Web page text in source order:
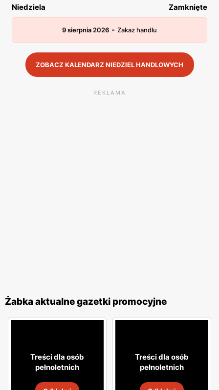
Niedziela
Zamknięte
9 sierpnia 2026 - Zakaz handlu
ZOBACZ KALENDARZ NIEDZIEL HANDLOWYCH
REKLAMA
Żabka aktualne gazetki promocyjne
Treści dla osób
pełnoletnich
Treści dla osób
pełnoletnich